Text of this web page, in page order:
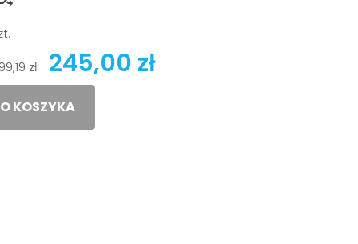
zł 245,00 zł
KOSZYKA